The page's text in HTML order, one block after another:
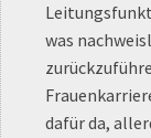
was
dafür da,